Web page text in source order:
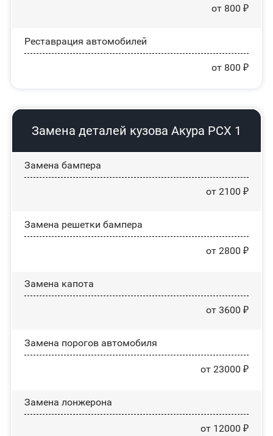
от 800 ₽
Реставрация автомобилей
от 800 ₽
Замена деталей кузова Акура РСХ 1
Замена бампера
от 2100 ₽
Замена решетки бампера
от 2800 ₽
Замена капота
от 3600 ₽
Замена порогов автомобиля
от 23000 ₽
Замена лонжерона
от 12000 ₽